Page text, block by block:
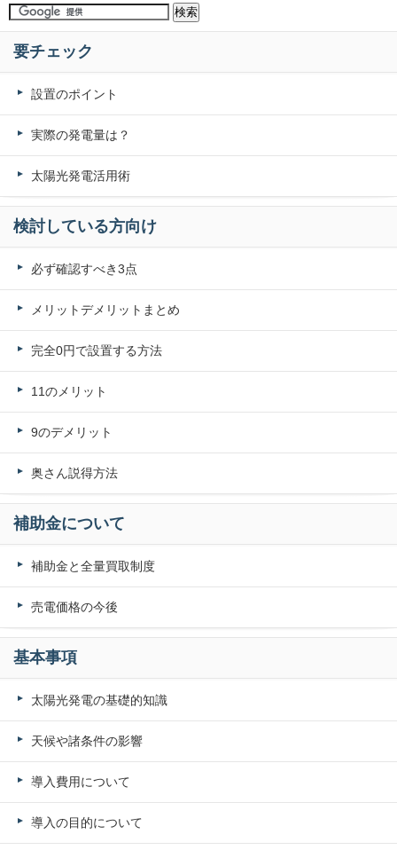
要チェック
設置のポイント
実際の発電量は？
太陽光発電活用術
検討している方向け
必ず確認すべき3点
メリットデメリットまとめ
完全0円で設置する方法
11のメリット
9のデメリット
奥さん説得方法
補助金について
補助金と全量買取制度
売電価格の今後
基本事項
太陽光発電の基礎的知識
天候や諸条件の影響
導入費用について
導入の目的について